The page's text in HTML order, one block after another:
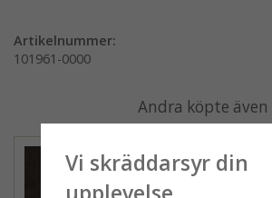
Artikelnummer:
101961-0000
Andra köpte även
Vi skräddarsyr din